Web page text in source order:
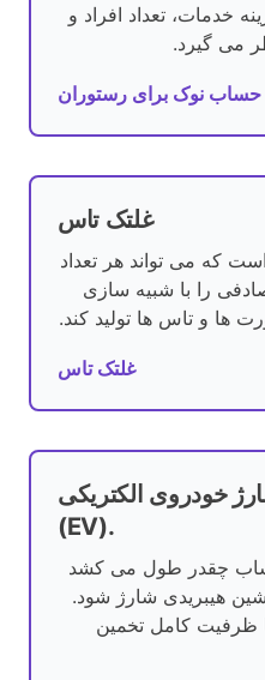
خدمات، تعداد افراد و
می گیرد.
نوک برای رستوران
غلتک تاس
که می تواند هر تعداد
را با شبیه سازی
ها و تاس ها تولید کند.
غلتک تاس
خودروی الکتریکی
(EV).
حساب چقدر طول می کشد
هیبریدی شارژ شود.
ظرفیت کامل تخمین